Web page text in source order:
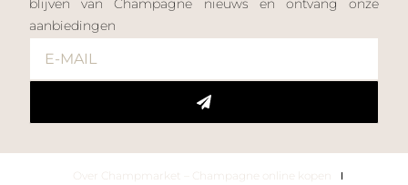
blijven van Champagne nieuws en ontvang onze
aanbiedingen
Over Champmarket – Champagne online kopen